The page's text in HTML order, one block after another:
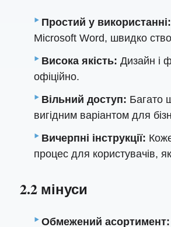
Простий у використанні:
Microsoft Word, швидко
Висока якість: Дизайн і
офіційно.
Вільний доступ: Багато
вигідним варіантом для
Вичерпні інструкції:
процес для користувачів,
2.2 мінуси
Обмежений асортимент: